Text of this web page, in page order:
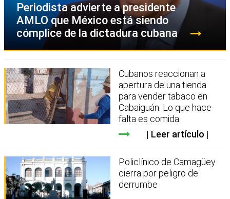
Periodista advierte a presidente
AMLO que México está siendo
cómplice de la dictadura cubana
Cubanos reaccionan a
apertura de una tienda
para vender tabaco en
Cabaiguán: Lo que hace
falta es comida
Leer artículo
Policlínico de Camagüey
cierra por peligro de
derrumbe